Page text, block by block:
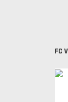
FC